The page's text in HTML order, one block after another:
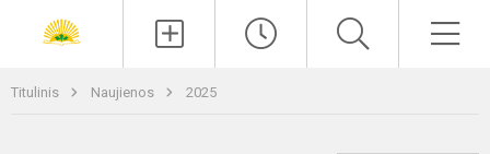
Titulinis Naujienos 2025